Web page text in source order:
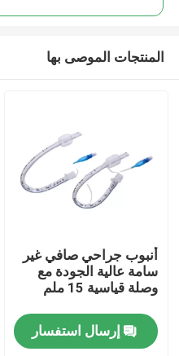
المنزل
المنتجات الموصى بها
أنبوب جراحي صافي غير
سامة عالية الجودة مع
وصلة قياسية 15 ملم
إرسال استفسار